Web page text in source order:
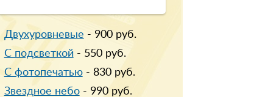
Двухуровневые - 900руб.
С подсветкой- 550руб.
С фотопечатью- 830руб.
Звездное небо- 990руб.